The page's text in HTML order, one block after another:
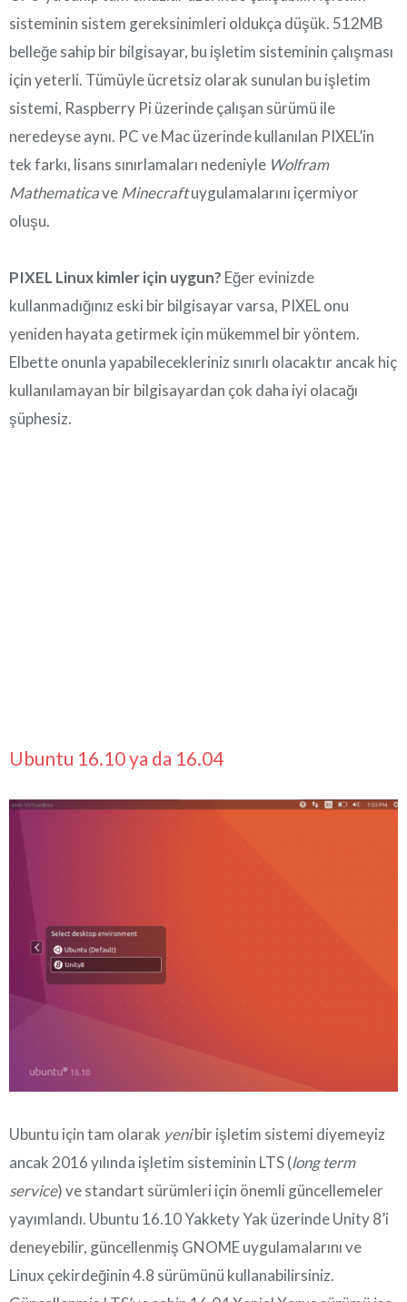
sisteminin sistem gereksinimleri oldukça düşük. 512MB
belleğe sahip bir bilgisayar, bu işletim sisteminin çalışması
için yeterli. Tümüyle ücretsiz olarak sunulan bu işletim
sistemi, Raspberry Pi üzerinde çalışan sürümü ile
neredeyse aynı. PC ve Mac üzerinde kullanılan PIXEL’in
tek farkı, lisans sınırlamaları nedeniyle Wolfram
Mathematicave Minecraftuygulamalarını içermiyor
oluşu.
PIXEL Linux kimler için uygun? Eğer evinizde
kullanmadığınız eski bir bilgisayar varsa, PIXEL onu
yeniden hayata getirmek için mükemmel bir yöntem.
Elbette onunla yapabilecekleriniz sınırlı olacaktır ancak hiç
kullanılamayan bir bilgisayardan çok daha iyi olacağı
şüphesiz.
Ubuntu 16.10 ya da 16.04
Ubuntu için tam olarak yenibir işletim sistemi diyemeyiz
ancak 2016 yılında işletim sisteminin LTS (long term
service) ve standart sürümleri için önemli güncellemeler
yayımlandı. Ubuntu 16.10 Yakkety Yak üzerinde Unity 8’i
deneyebilir, güncellenmiş GNOME uygulamalarını ve
Linux çekirdeğinin 4.8 sürümünü kullanabilirsiniz.